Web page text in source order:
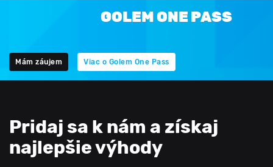
GOLEM ONE PASS
Mám záujem Viac o Golem One Pass
Pridaj sa k nám a získaj
najlepšie výhody